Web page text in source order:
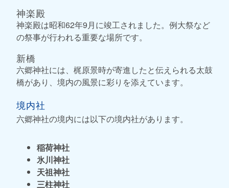
神楽殿
神楽殿は昭和62年9月に竣工されました。例大祭など
の祭事が行われる重要な場所です。
新橋
六郷神社には、梶原景時が寄進したと伝えられる太鼓
橋があり、境内の風景に彩りを添えています。
境内社
六郷神社の境内には以下の境内社があります。
稲荷神社
氷川神社
天祖神社
三柱神社